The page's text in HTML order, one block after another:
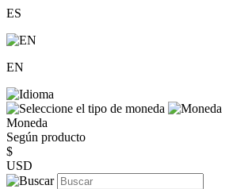
ES
EN
Moneda
Según producto
$
USD